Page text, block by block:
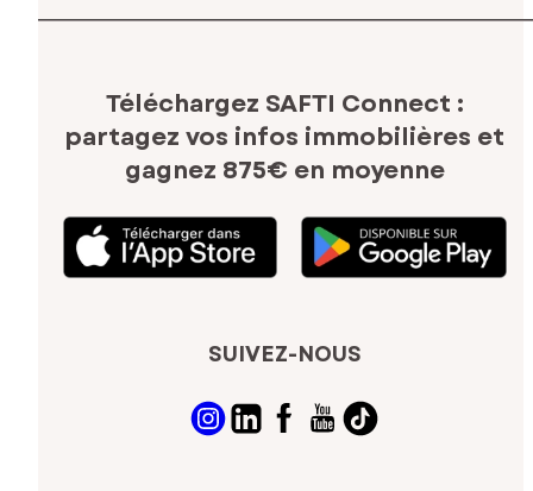
Téléchargez SAFTI Connect :
partagez vos infos immobilières et
gagnez 875€ en moyenne
SUIVEZ-NOUS